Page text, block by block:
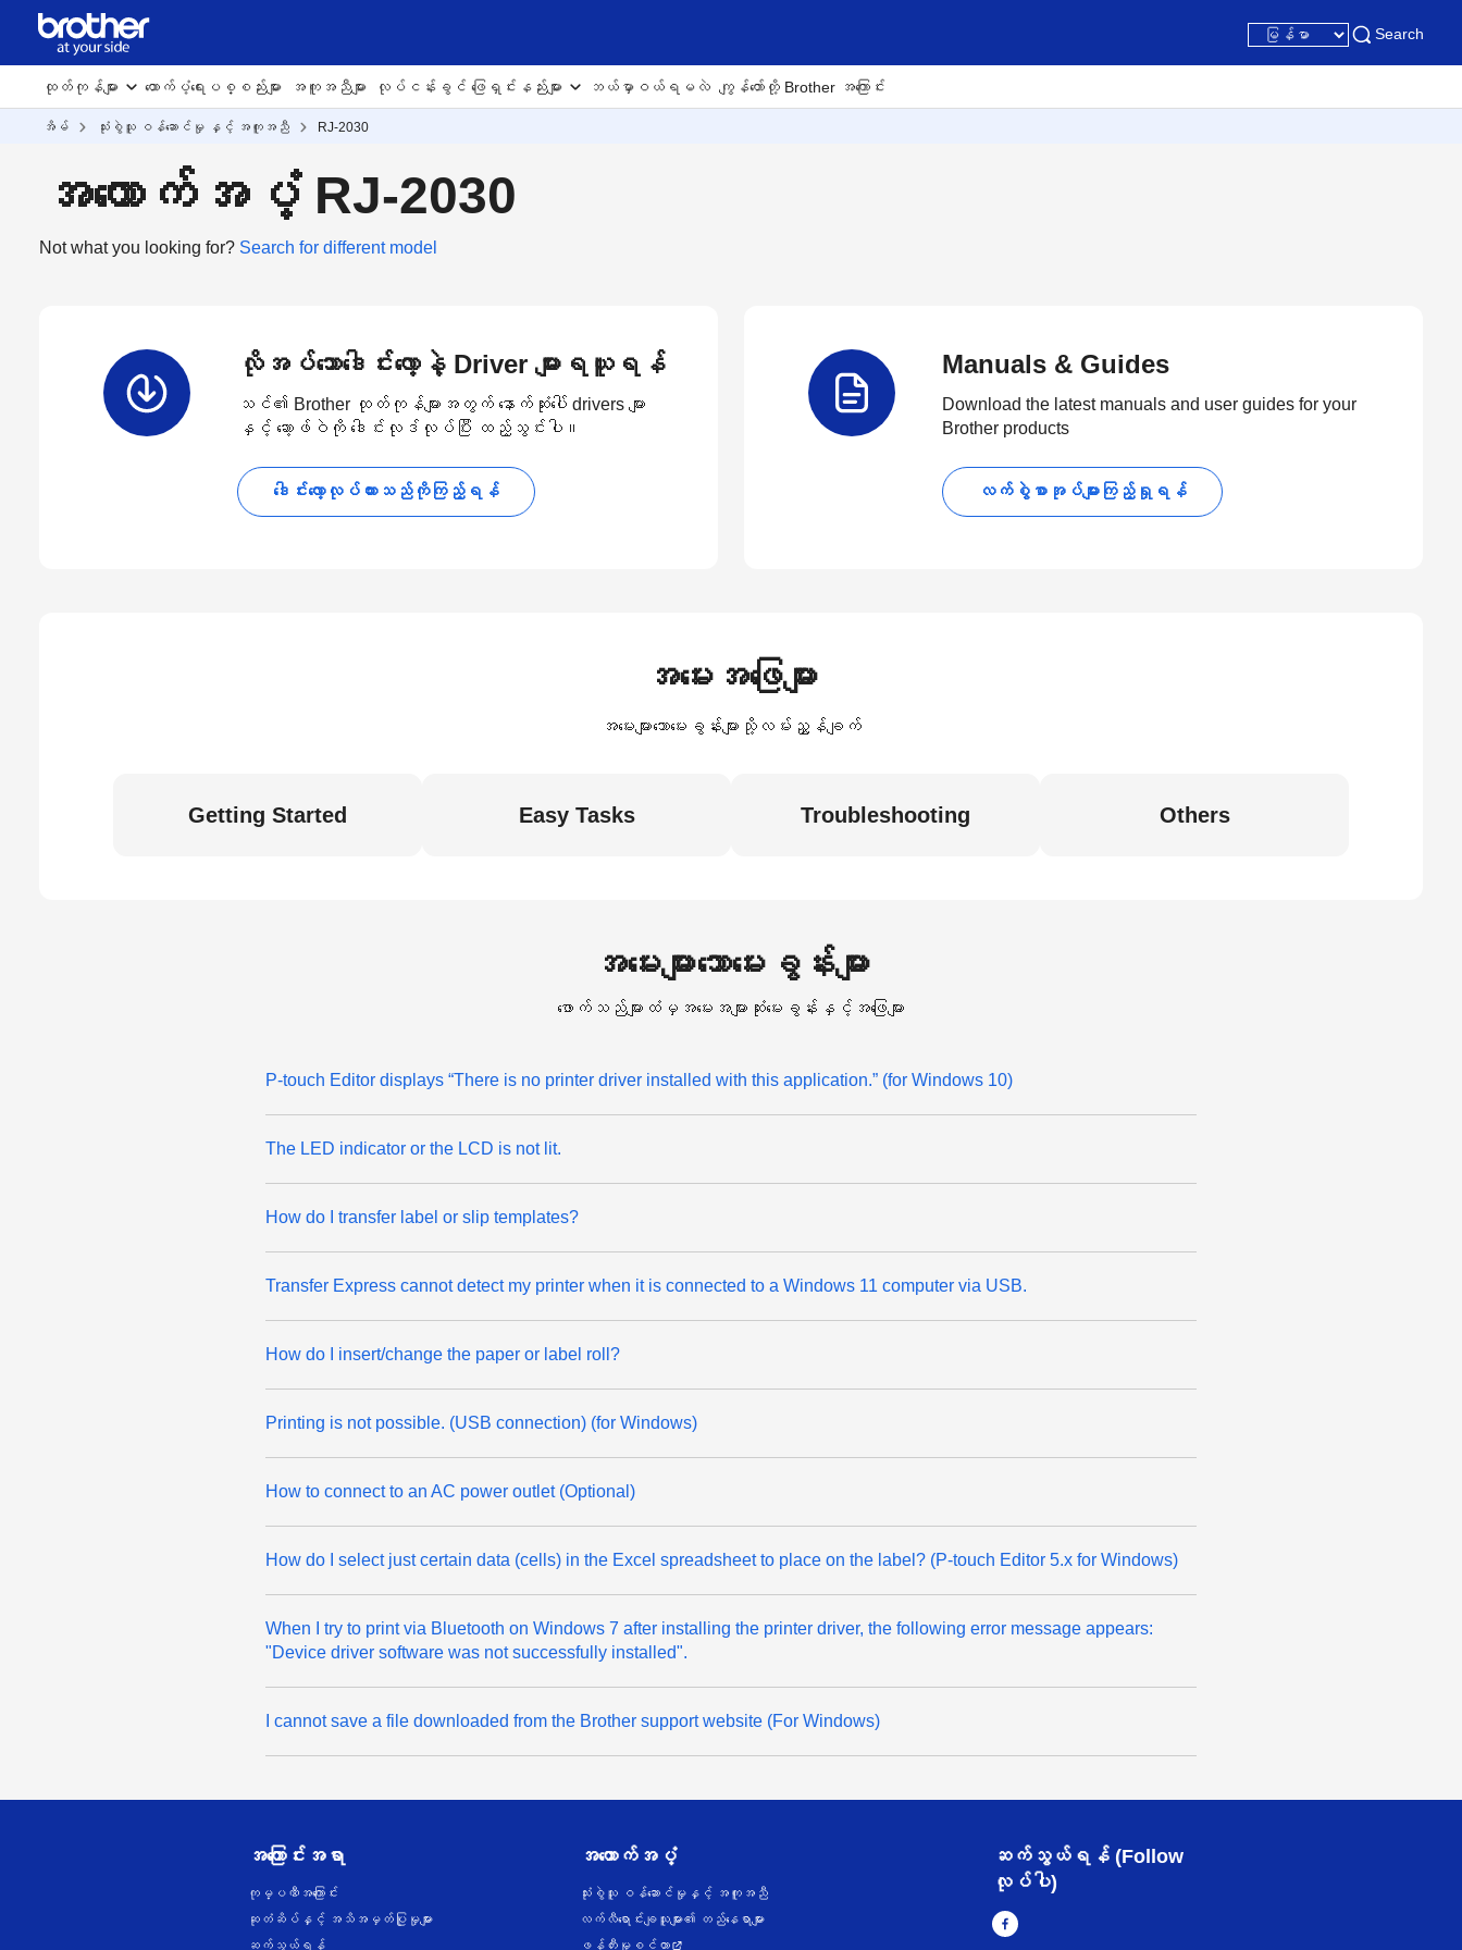
Search
ထုတ်ကုန်များ ထောက်ပံ့ရေးပစ္စည်းများ အကူအညီများ လုပ်ငန်းခွင် ဖြေရှင်းနည်းများ ဘယ်မှာဝယ်ရမလဲ ကျွန်တော်တို့ Brother အကြောင်း
အိမ် သုံးစွဲသူ ဝန်ဆောင်မှု နှင့် အကူအညီ RJ-2030
အထောက်အပံ့ RJ-2030
Not what you looking for? Search for different model
လိုအပ်သောဒေါင်းလော့နဲ့ Driver များရယူရန်
သင်၏ Brother ထုတ်ကုန်များအတွက် နောက်ဆုံးပေါ် drivers များ
နှင့် ဆော့ဖ်ဝဲကို ဒေါင်းလုဒ်လုပ်ပြီး ထည့်သွင်းပါ။
ဒေါင်းလော့လုပ်ထားသည်ကိုကြည့်ရန်
Manuals & Guides
Download the latest manuals and user guides for your
Brother products
လက်စွဲစာအုပ်များကြည့်ရှုရန်
အမေးအဖြေများ
အမေးများသောမေးခွန်းများသို့လမ်းညွှန်ချက်
Getting Started Easy Tasks Troubleshooting Others
အမေးများသောမေးခွန်းများ
ဖောက်သည်များထံမှအမေးအများဆုံးမေးခွန်းနှင့်အဖြေများ
P-touch Editor displays “There is no printer driver installed with this application.” (for Windows 10)
The LED indicator or the LCD is not lit.
How do I transfer label or slip templates?
Transfer Express cannot detect my printer when it is connected to a Windows 11 computer via USB.
How do I insert/change the paper or label roll?
Printing is not possible. (USB connection) (for Windows)
How to connect to an AC power outlet (Optional)
How do I select just certain data (cells) in the Excel spreadsheet to place on the label? (P-touch Editor 5.x for Windows)
When I try to print via Bluetooth on Windows 7 after installing the printer driver, the following error message appears:
"Device driver software was not successfully installed".
I cannot save a file downloaded from the Brother support website (For Windows)
အကြောင်းအရာ
ကုမ္ပဏီအကြောင်း
ဆုတံဆိပ်နှင့် အသိအမှတ်ပြုမှုများ
ဆက်သွယ်ရန်
အထောက်အပံ့
သုံးစွဲသူ ဝန်ဆောင်မှုနှင့် အကူအညီ
လက်လီရောင်းချသူများ၏ တည်နေရာများ
ဖန်တီးမှုစင်တာ
ဆက်သွယ်ရန် (Follow
လုပ်ပါ)